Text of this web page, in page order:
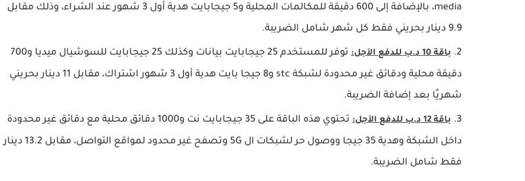
media، بالإضافة إلى 600 دقيقة للمكالمات المحلية و5 جيجابايت هدية أول 3 شهور عند الشراء، وذلك مقابل
9.9 دينار بحريني فقط كل شهر شامل الضريبة.
باقة 10 د.ب للدفع الآجل: توفر للمستخدم 25 جيجابايت بيانات وكذلك 25 جيجابايت للسوشيال ميديا و700
دقيقة محلية ودقائق غير محدودة لشبكة stc و8 جيجا بايت هدية أول 3 شهور اشتراك، مقابل 11 دينار بحريني
شهريًا بعد إضافة الضريبة.
باقة 12 د.ب للدفع الآجل: تحتوي هذه الباقة على 35 جيجابايت نت و1000 دقائق محلية مع دقائق غير محدودة
داخل الشبكة وهدية 35 جيجا ووصول حر لشبكات ال 5G وتصفح غير محدود لمواقع التواصل، مقابل 13.2 دينار
فقط شامل الضريبة.